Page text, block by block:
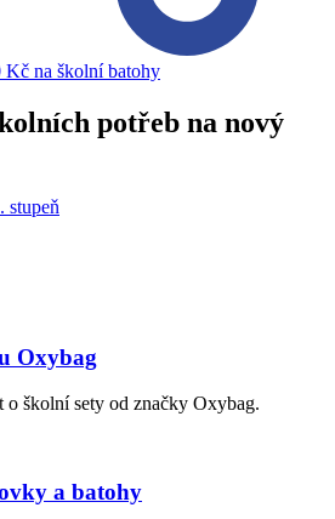
Kč na školní batohy
potřeb na nový
stupeň
Oxybag
o školní sety od značky Oxybag.
a batohy